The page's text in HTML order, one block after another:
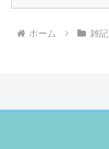
ホーム 雑記